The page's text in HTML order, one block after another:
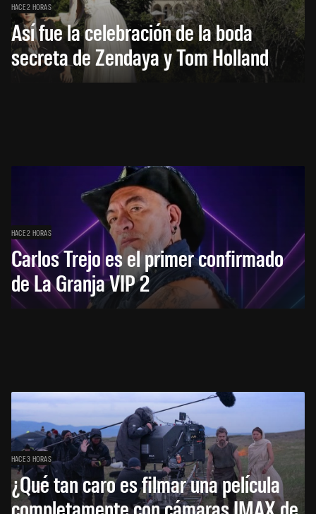
HACE 2 HORAS
Así fue la celebración de la boda
secreta de Zendaya y Tom Holland
HACE 2 HORAS
Carlos Trejo es el primer confirmado
de La Granja VIP 2
HACE 3 HORAS
¿Qué tan caro es filmar una película
completamente con cámaras IMAX de